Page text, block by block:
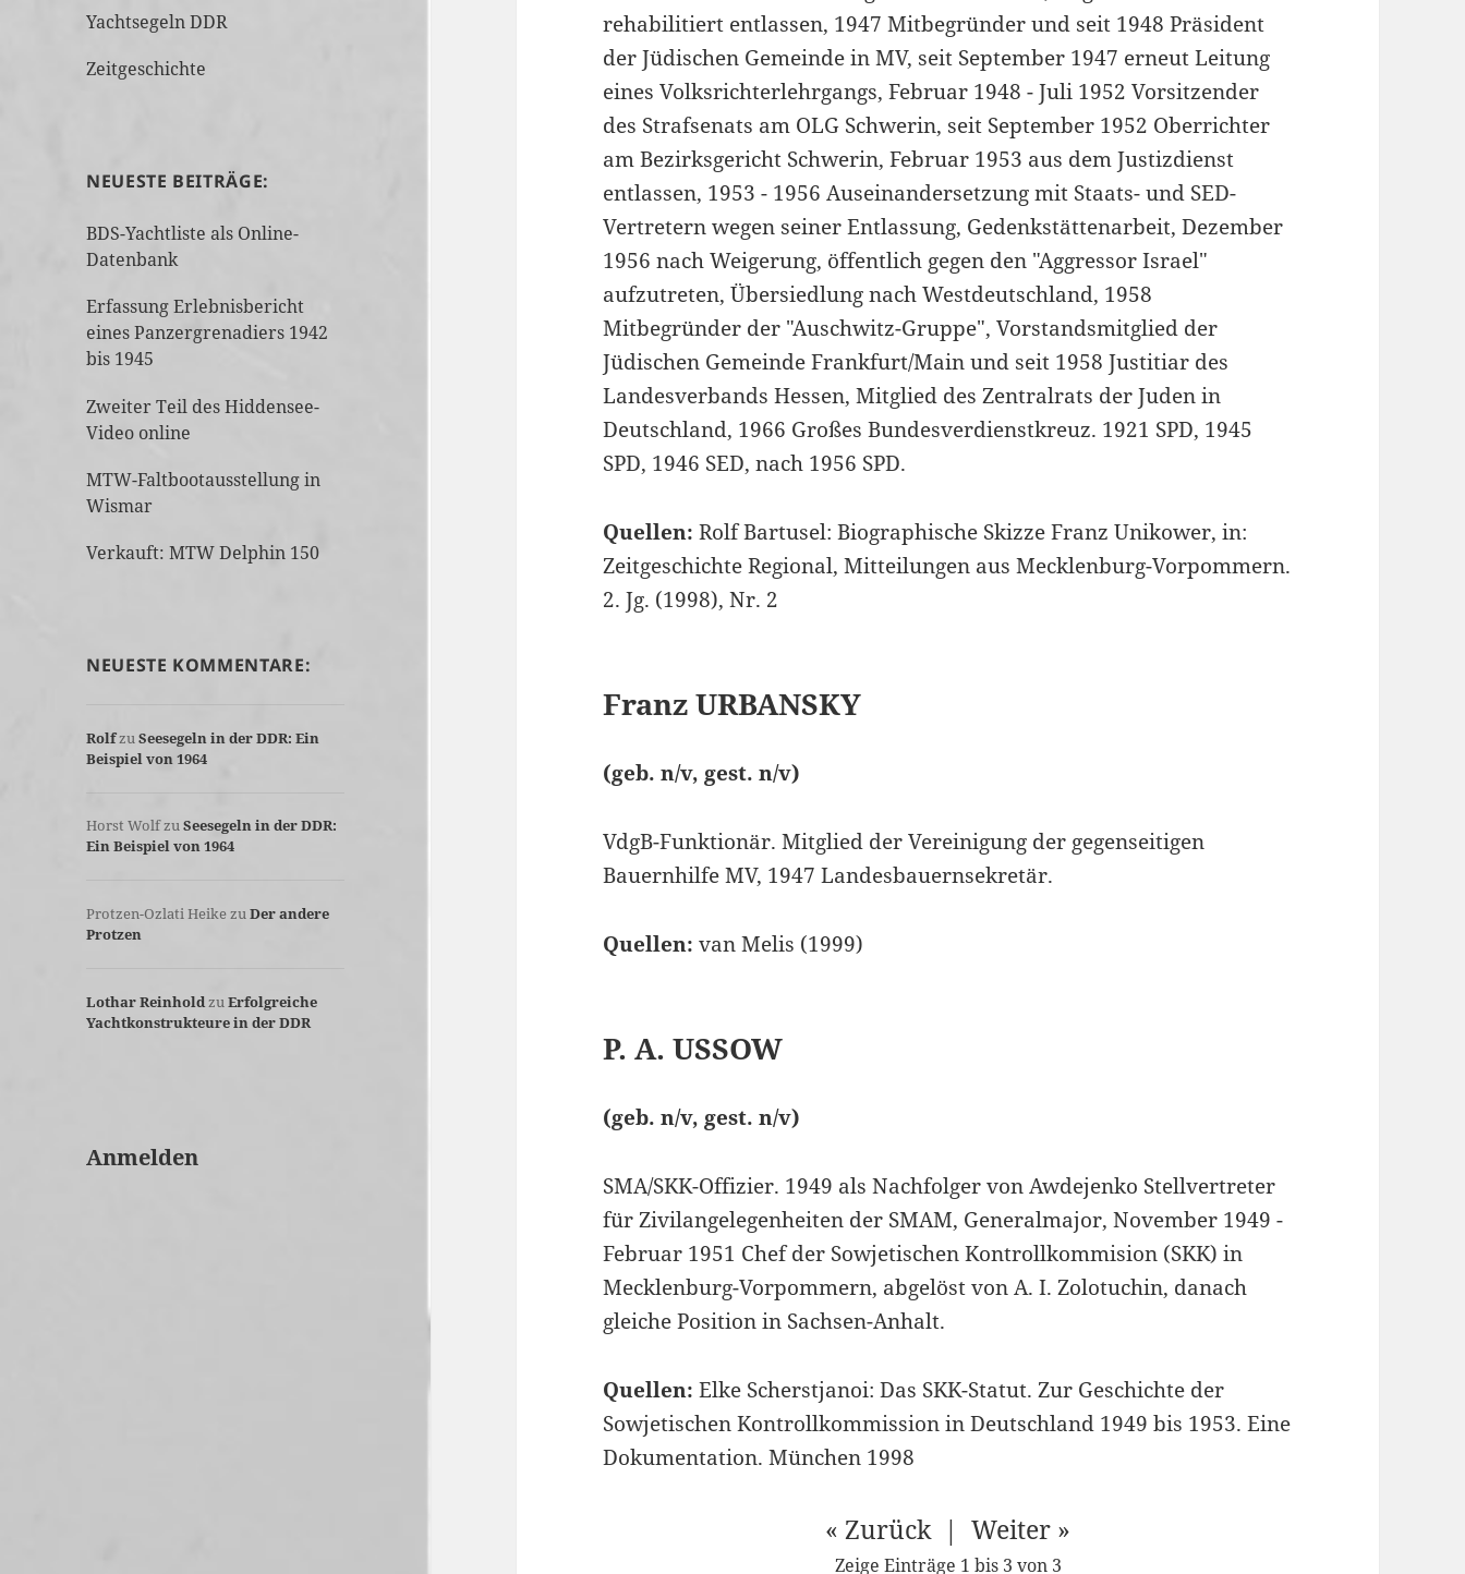
Yachtsegeln DDR
Zeitgeschichte
NEUESTE BEITRÄGE:
BDS-Yachtliste als Online-
Datenbank
Erfassung Erlebnisbericht
eines Panzergrenadiers 1942
bis 1945
Zweiter Teil des Hiddensee-
Video online
MTW-Faltbootausstellung in
Wismar
Verkauft: MTW Delphin 150
NEUESTE KOMMENTARE:
RolfzuSeesegeln in der DDR: Ein
Beispiel von 1964
Horst WolfzuSeesegeln in der DDR:
Ein Beispiel von 1964
Protzen-Ozlati Heike zuDer andere
Protzen
Lothar ReinholdzuErfolgreiche
Yachtkonstrukteure in der DDR
Anmelden
rehabilitiert entlassen, 1947 Mitbegründer und seit 1948 Präsident
der Jüdischen Gemeinde in MV, seit September 1947 erneut Leitung
eines Volksrichterlehrgangs, Februar 1948 - Juli 1952 Vorsitzender
des Strafsenats am OLG Schwerin, seit September 1952 Oberrichter
am Bezirksgericht Schwerin, Februar 1953 aus dem Justizdienst
entlassen, 1953 - 1956 Auseinandersetzung mit Staats- und SED-
Vertretern wegen seiner Entlassung, Gedenkstättenarbeit, Dezember
1956 nach Weigerung, öffentlich gegen den "Aggressor Israel"
aufzutreten, Übersiedlung nach Westdeutschland, 1958
Mitbegründer der "Auschwitz-Gruppe", Vorstandsmitglied der
Jüdischen Gemeinde Frankfurt/Main und seit 1958 Justitiar des
Landesverbands Hessen, Mitglied des Zentralrats der Juden in
Deutschland, 1966 Großes Bundesverdienstkreuz. 1921 SPD, 1945
SPD, 1946 SED, nach 1956 SPD.
Quellen: Rolf Bartusel: Biographische Skizze Franz Unikower, in:
Zeitgeschichte Regional, Mitteilungen aus Mecklenburg-Vorpommern.
2. Jg. (1998), Nr. 2
FranzURBANSKY
(geb. n/v, gest. n/v)
VdgB-Funktionär. Mitglied der Vereinigung der gegenseitigen
Bauernhilfe MV, 1947 Landesbauernsekretär.
Quellen: van Melis (1999)
P. A.USSOW
(geb. n/v, gest. n/v)
SMA/SKK-Offizier. 1949 als Nachfolger von Awdejenko Stellvertreter
für Zivilangelegenheiten der SMAM, Generalmajor, November 1949 -
Februar 1951 Chef der Sowjetischen Kontrollkommision (SKK) in
Mecklenburg-Vorpommern, abgelöst von A. I. Zolotuchin, danach
gleiche Position in Sachsen-Anhalt.
Quellen: Elke Scherstjanoi: Das SKK-Statut. Zur Geschichte der
Sowjetischen Kontrollkommission in Deutschland 1949 bis 1953. Eine
Dokumentation. München 1998
« Zurück | Weiter »
Zeige Einträge 1 bis 3 von 3